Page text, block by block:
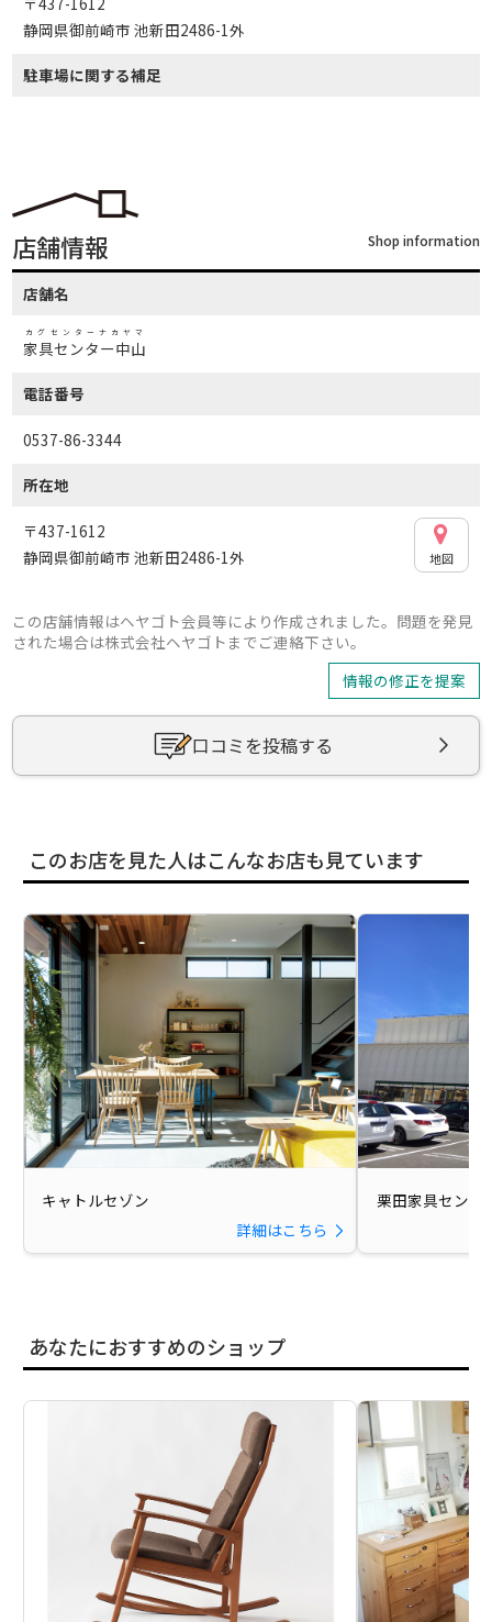
静岡県御前崎市 池新田2486-1外
駐車場に関する補足
店舗情報 Shop information
店舗名
家具センター中山
カグセンターナカヤマ
電話番号
0537-86-3344
所在地
〒437-1612
静岡県御前崎市 池新田2486-1外
地図
この店舗情報はヘヤゴト会員等により作成されました。問題を発見
された場合は株式会社ヘヤゴトまでご連絡下さい。
情報の修正を提案
口コミを投稿する
このお店を見た人はこんなお店も見ています
キャトルセゾン
詳細はこちら
栗田家具センタ
あなたにおすすめのショップ